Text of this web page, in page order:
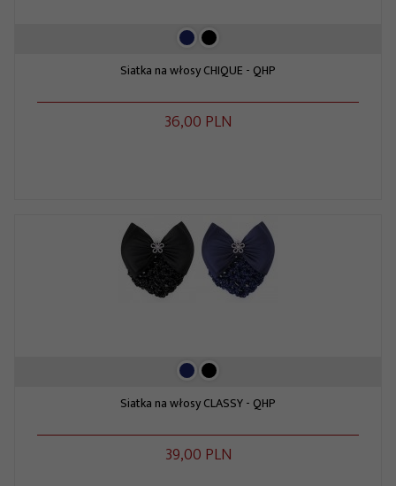
Siatka na włosy CHIQUE - QHP
36,00 PLN
Siatka na włosy CLASSY - QHP
39,00 PLN